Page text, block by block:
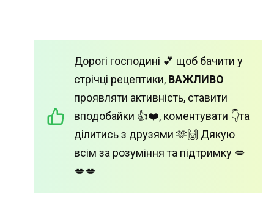
Дорогі господині 💕 щоб бачити у
стрічці рецептики, ВАЖЛИВО
проявляти активність, ставити
вподобайки 👍❤️, коментувати 👇та
ділитись з друзями 🫶🙌 Дякую
всім за розуміння та підтримку 💋
💋💋